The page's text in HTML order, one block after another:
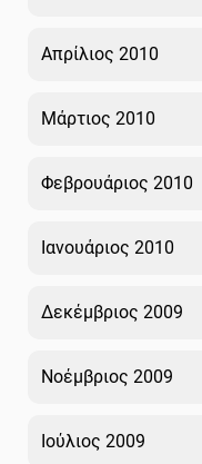
Απρίλιος 2010
Μάρτιος 2010
Φεβρουάριος 2010
Ιανουάριος 2010
Δεκέμβριος 2009
Νοέμβριος 2009
Ιούλιος 2009